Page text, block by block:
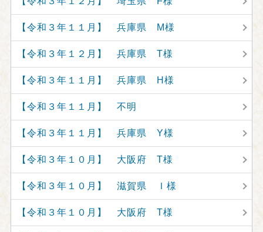
【令和３年１１月】 兵庫県 M様
【令和３年１２月】 兵庫県 T様
【令和３年１１月】 兵庫県 H様
【令和３年１１月】 不明
【令和３年１１月】 兵庫県 Y様
【令和３年１０月】 大阪府 T様
【令和３年１０月】 滋賀県 Ｉ様
【令和３年１０月】 大阪府 T様